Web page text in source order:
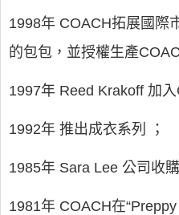
1998年 COACH拓展國際
的包包，並授權生產
1997年 Reed Krakoff 加入
1992年 推出成衣系列 ；
1985年 Sara Lee 公司收
1981年 COACH在